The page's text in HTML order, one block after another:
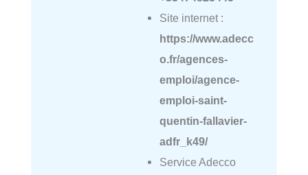
Site internet :
https://www.adecc
o.fr/agences-
emploi/agence-
emploi-saint-
quentin-fallavier-
adfr_k49/
Service Adecco